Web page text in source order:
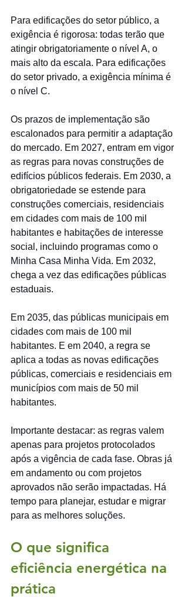
Para edificações do setor público, a
exigência é rigorosa: todas terão que
atingir obrigatoriamente o nível A, o
mais alto da escala. Para edificações
do setor privado, a exigência mínima é
o nível C.
Os prazos de implementação são
escalonados para permitir a adaptação
do mercado. Em 2027, entram em vigor
as regras para novas construções de
edifícios públicos federais. Em 2030, a
obrigatoriedade se estende para
construções comerciais, residenciais
em cidades com mais de 100 mil
habitantes e habitações de interesse
social, incluindo programas como o
Minha Casa Minha Vida. Em 2032,
chega a vez das edificações públicas
estaduais.
Em 2035, das públicas municipais em
cidades com mais de 100 mil
habitantes. E em 2040, a regra se
aplica a todas as novas edificações
públicas, comerciais e residenciais em
municípios com mais de 50 mil
habitantes.
Importante destacar: as regras valem
apenas para projetos protocolados
após a vigência de cada fase. Obras já
em andamento ou com projetos
aprovados não serão impactadas. Há
tempo para planejar, estudar e migrar
para as melhores soluções.
O que significa
eficiência energética na
prática